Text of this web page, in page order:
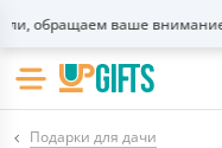
обращаем ваше внимание ,
Подарки для дачи